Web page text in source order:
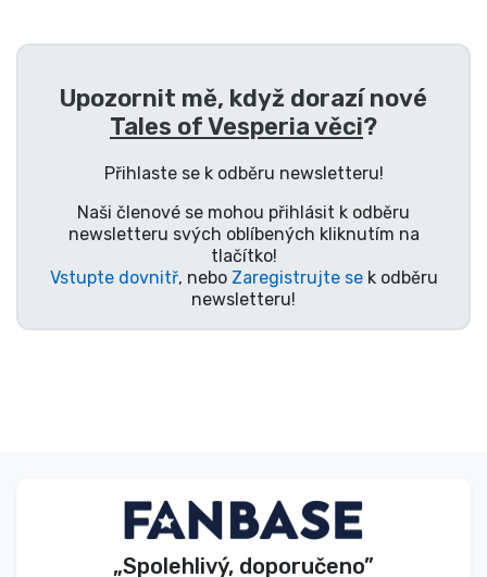
Upozornit mě, když dorazí nové
Tales of Vesperia věci?
Přihlaste se k odběru newsletteru!
Naši členové se mohou přihlásit k odběru
newsletteru svých oblíbených kliknutím na
tlačítko!
Vstupte dovnitř, nebo Zaregistrujte sek odběru
newsletteru!
„Spolehlivý, doporučeno”
Seriálové věci
Filmové věci
Úžasné věci
Anime věci
Hráčské věci